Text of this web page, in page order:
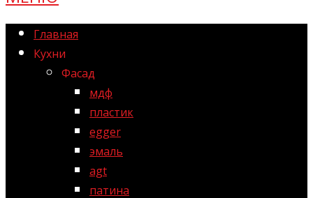
Главная
Кухни
Фасад
мдф
пластик
egger
эмаль
agt
патина